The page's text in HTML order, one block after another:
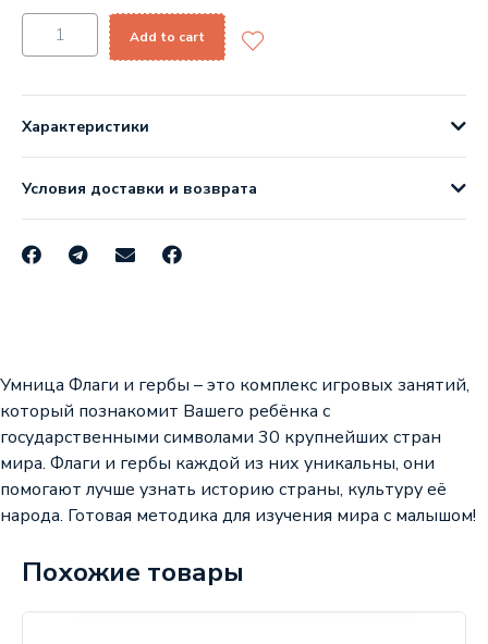
Add to cart
Характеристики
Условия доставки и возврата
Умница Флаги и гербы – это комплекс игровых занятий,
который познакомит Вашего ребёнка с
государственными символами 30 крупнейших стран
мира. Флаги и гербы каждой из них уникальны, они
помогают лучше узнать историю страны, культуру её
народа. Готовая методика для изучения мира с малышом!
Похожие товары